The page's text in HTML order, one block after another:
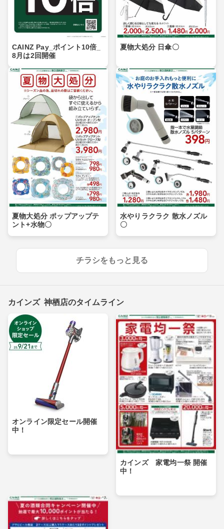
CAINZ Pay_ポイント10倍_
8月は2回開催
夏物大処分 日傘〇
夏物大処分 ポップアップテ
ント+水物〇
水やりラクラク 散水ノズル
〇
チラシをもっと見る
カインズ 神栖店のタイムライン
オンライン限定セール開催
中！
カインズ 家電均一祭 開催
中！